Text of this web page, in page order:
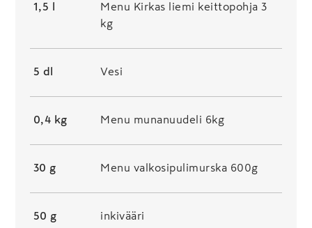
1,5 l
Menu Kirkas liemi keittopohja 3
kg
5 dl Vesi
0,4 kg Menu munanuudeli 6kg
30 g Menu valkosipulimurska 600g
50 g inkivääri